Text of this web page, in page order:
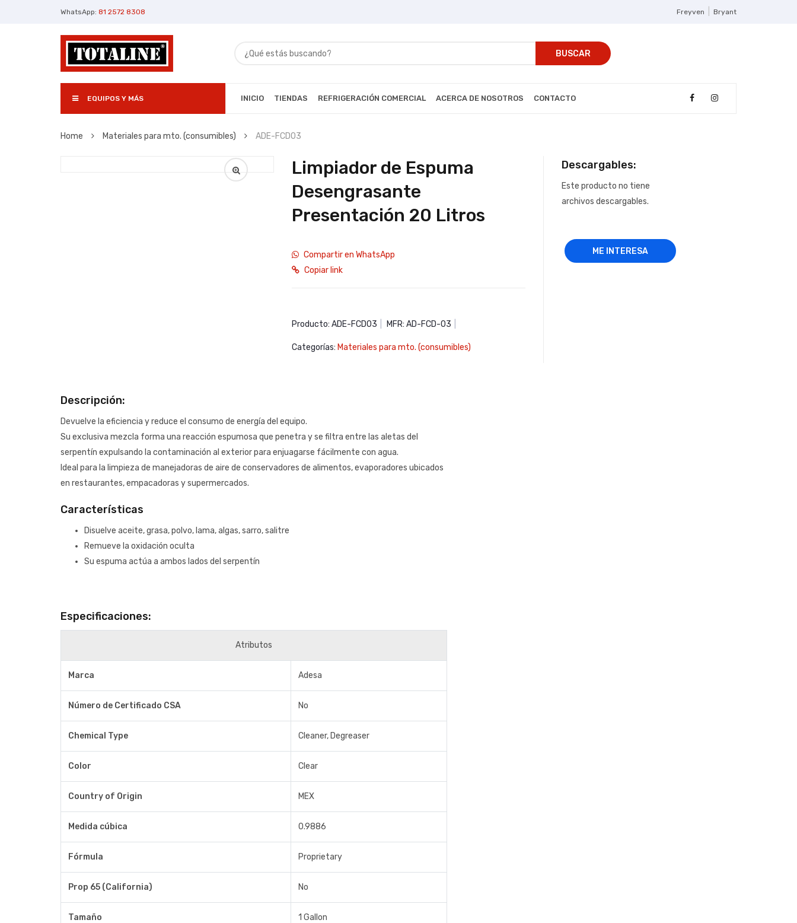
WhatsApp: 81 2572 8308 Freyven Bryant
BUSCAR
EQUIPOS Y MÁS INICIO TIENDAS REFRIGERACIÓN COMERCIAL ACERCA DE NOSOTROS CONTACTO
Home Materiales para mto. (consumibles) ADE-FCD03
Limpiador de Espuma
Desengrasante
Presentación 20 Litros
Compartir en WhatsApp
Copiar link
Producto: ADE-FCD03 MFR: AD-FCD-03
Categorías: Materiales para mto. (consumibles)
Descargables:
Este producto no tiene
archivos descargables.
ME INTERESA
Descripción:
Devuelve la eficiencia y reduce el consumo de energía del equipo.
Su exclusiva mezcla forma una reacción espumosa que penetra y se filtra entre las aletas del
serpentín expulsando la contaminación al exterior para enjuagarse fácilmente con agua.
Ideal para la limpieza de manejadoras de aire de conservadores de alimentos, evaporadores ubicados
en restaurantes, empacadoras y supermercados.
Características
Disuelve aceite, grasa, polvo, lama, algas, sarro, salitre
Remueve la oxidación oculta
Su espuma actúa a ambos lados del serpentín
Especificaciones:
Atributos
Marca Adesa
Número de Certificado CSA No
Chemical Type Cleaner, Degreaser
Color Clear
Country of Origin MEX
Medida cúbica 0.9886
Fórmula Proprietary
Prop 65 (California) No
Tamaño 1 Gallon